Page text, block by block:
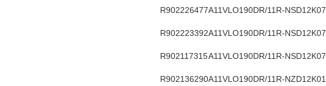
R902226477A11VLO190DR/11R-NSD12K07
R902223392A11VLO190DR/11R-NSD12K07
R902117315A11VLO190DR/11R-NSD12K07
R902136290A11VLO190DR/11R-NZD12K01